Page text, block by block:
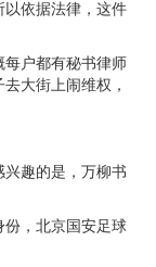
依据法律，这件
户都有秘书律师
大街上闹维权，
趣的是，万柳书
，北京国安足球